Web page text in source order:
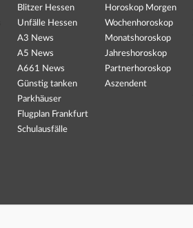
Blitzer Hessen
Unfälle Hessen
A3 News
A5 News
A661 News
Günstig tanken
Parkhäuser
Flugplan Frankfurt
Schulausfälle
Horoskop Morgen
Wochenhoroskop
Monatshoroskop
Jahreshoroskop
Partnerhoroskop
Aszendent